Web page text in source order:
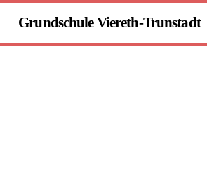
Grundschule Viereth-Trunstadt